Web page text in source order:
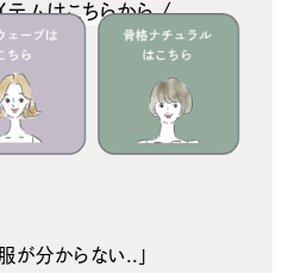
ムはこちらから /
服が分からない..」